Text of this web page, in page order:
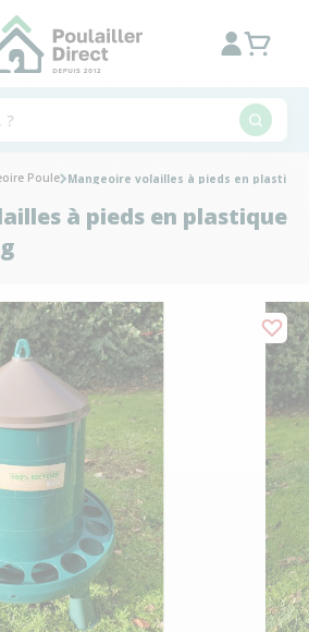
Poule Mangeoire volailles à pieds en
à pieds en plastique